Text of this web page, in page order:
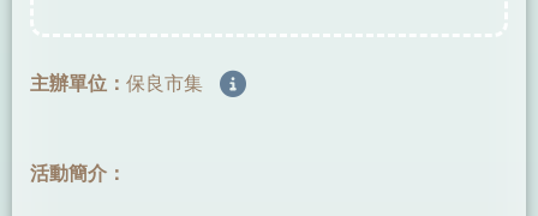
主辦單位： 保良市集
活動簡介：